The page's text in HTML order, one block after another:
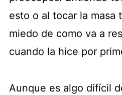
esto o al tocar la masa
miedo de como va a
cuando la hice por
Aunque es algo difícil